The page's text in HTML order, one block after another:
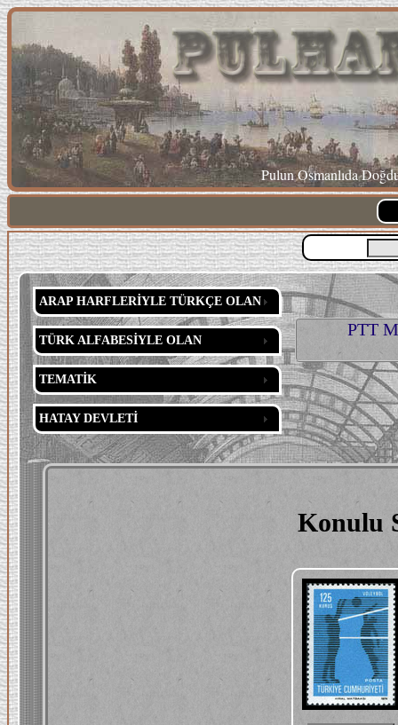
Pulun Osmanlıda
ARAP HARFLERİYLE TÜRKÇE OLAN
TÜRK ALFABESİYLE OLAN
TEMATİK
HATAY DEVLETİ
PTT
Konulu